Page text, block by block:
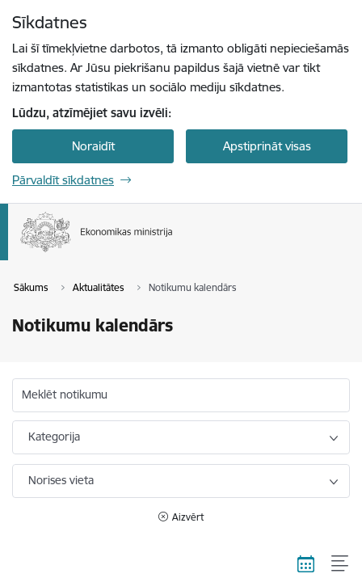
Sīkdatnes
Lai šī tīmekļvietne darbotos, tā izmanto obligāti nepieciešamās
sīkdatnes. Ar Jūsu piekrišanu papildus šajā vietnē var tikt
izmantotas statistikas un sociālo mediju sīkdatnes.
Lūdzu, atzīmējiet savu izvēli:
Noraidīt Apstiprināt visas
Pārvaldīt sīkdatnes
Sākums Aktualitātes Notikumu kalendārs
Notikumu kalendārs
Meklēt notikumu
Kategorija
Norises vieta
Aizvērt